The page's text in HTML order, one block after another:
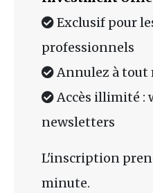
Exclusif pour
professionnels
Annulez à tout
Accès illimité :
newsletters
L'inscription
minute.